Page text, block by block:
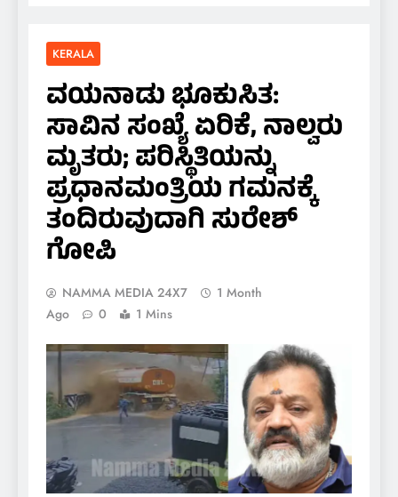
KERALA
ವಯನಾಡು ಭೂಕುಸಿತ:
ಸಾವಿನ ಸಂಖ್ಯೆ ಏರಿಕೆ, ನಾಲ್ವರು
ಮೃತರು; ಪರಿಸ್ಥಿತಿಯನ್ನು
ಪ್ರಧಾನಮಂತ್ರಿಯ ಗಮನಕ್ಕೆ
ತಂದಿರುವುದಾಗಿ ಸುರೇಶ್
ಗೋಪಿ
NAMMA MEDIA 24X7
1 Month
Ago
0 1 Mins